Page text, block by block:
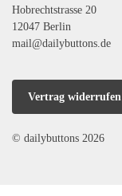
Hobrechtstrasse 20
12047 Berlin
mail@dailybuttons.de
Vertrag widerrufen
© dailybuttons 2026